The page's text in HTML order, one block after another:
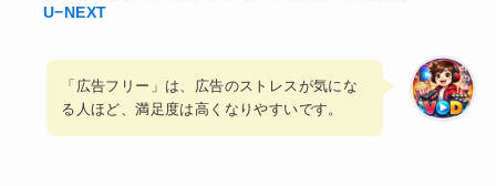
U−NEXT
「広告フリー」は、広告のストレスが気にな
る人ほど、満足度は高くなりやすいです。